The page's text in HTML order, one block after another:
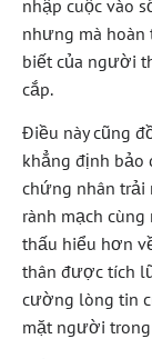
nhập cuộc vào
nhưng mà hoàn
biết của người
cắp.
Điều này cũng
khẳng định bảo
chứng nhân trải
rành mạch
thấu hiểu hơn
thân được tích
cường lòng tin
mặt người